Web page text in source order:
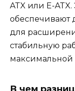
ATX или E-
обеспечивают
для
стабильную
максимальной
В чем